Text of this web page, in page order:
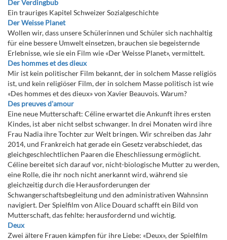
Der Verdingbub
Ein trauriges Kapitel Schweizer Sozialgeschichte
Der Weisse Planet
Wollen wir, dass unsere Schülerinnen und Schüler sich nachhaltig
für eine bessere Umwelt einsetzen, brauchen sie begeisternde
Erlebnisse, wie sie ein Film wie «Der Weisse Planet», vermittelt.
Des hommes et des dieux
Mir ist kein politischer Film bekannt, der in solchem Masse religiös
ist, und kein religiöser Film, der in solchem Masse politisch ist wie
«Des hommes et des dieux» von Xavier Beauvois. Warum?
Des preuves d'amour
Eine neue Mutterschaft: Céline erwartet die Ankunft ihres ersten
Kindes, ist aber nicht selbst schwanger. In drei Monaten wird ihre
Frau Nadia ihre Tochter zur Welt bringen. Wir schreiben das Jahr
2014, und Frankreich hat gerade ein Gesetz verabschiedet, das
gleichgeschlechtlichen Paaren die Eheschliessung ermöglicht.
Céline bereitet sich darauf vor, nicht-biologische Mutter zu werden,
eine Rolle, die ihr noch nicht anerkannt wird, während sie
gleichzeitig durch die Herausforderungen der
Schwangerschaftsbegleitung und den administrativen Wahnsinn
navigiert. Der Spielfilm von Alice Douard schafft ein Bild von
Mutterschaft, das fehlte: herausfordernd und wichtig.
Deux
Zwei ältere Frauen kämpfen für ihre Liebe: «Deux», der Spielfilm